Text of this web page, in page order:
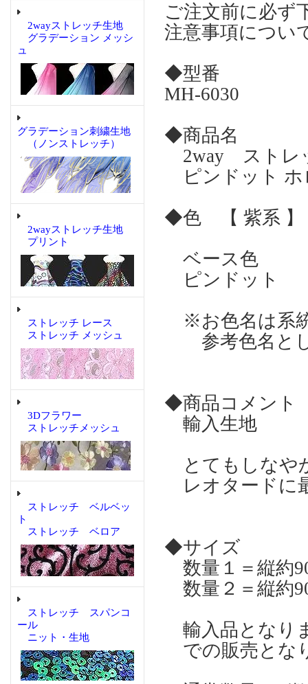
2wayストレッチ生地
グラデーション メッシ
ュ
グラデーション刺繍生地
（ノンストレッチ）
2wayストレッチ生地
プリント
ストレッチ レース
ストレッチ メッシュ
3Dフラワー
ストレッチメッシュ
ストレッチ ベルベッ
ト
ストレッチ ベロア
ストレッチ スパンコ
ール
ニット・生地
ご注文前に必ず
注意事項につい
◆型番
MH-6030
◆商品名
2way スト
ピンドット
◆色 【 紫系 】
ベース色
ピンドット
※お色名は系
参考色名とし
◆商品コメント
輸入生地
とてもしなや
レオタードに
◆サイズ
数量１＝縦約
数量２＝縦約
輸入品となり
での販売とな